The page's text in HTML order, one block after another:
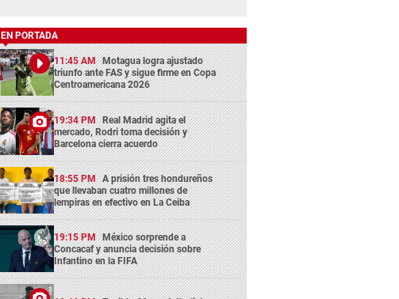
EN PORTADA
11:45 AM Motagua logra ajustado
triunfo ante FAS y sigue firme en Copa
Centroamericana 2026
19:34 PM Real Madrid agita el
mercado, Rodri toma decisión y
Barcelona cierra acuerdo
18:55 PM A prisión tres hondureños
que llevaban cuatro millones de
lempiras en efectivo en La Ceiba
19:15 PM México sorprende a
Concacaf y anuncia decisión sobre
Infantino en la FIFA